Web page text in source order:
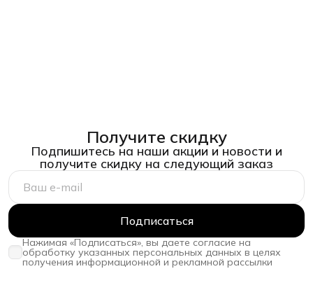
Получите скидку
Подпишитесь на наши акции и новости и
получите скидку на следующий заказ
Подписаться
Нажимая «Подписаться», вы даете согласие на
обработку указанных персональных данных в целях
получения информационной и рекламной рассылки